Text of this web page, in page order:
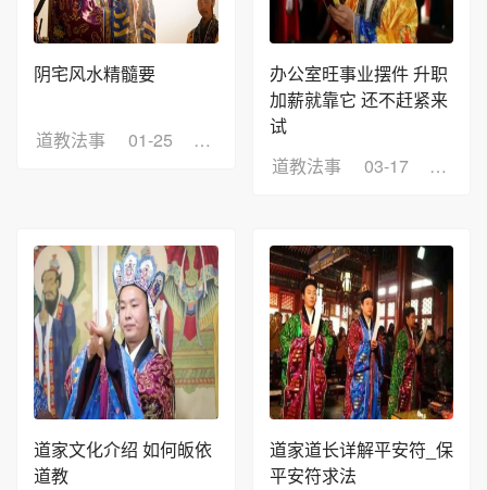
阴宅风水精髓要
道教法事 01-25 浏览：11
办公室旺事业摆件 升职
加薪就靠它 还不赶紧来
试
道教法事
03-17 浏览
道家文化介绍 如何皈依
道教
道家道长详解平安符_保
平安符求法